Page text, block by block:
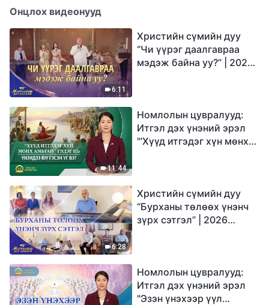
Онцлох видеонууд
6:11
Христийн сүмийн дуу
“Чи үүрэг даалгавраа
мэдэж байна уу?” | 2026
11:44
Номлолын цувралууд:
Итгэл дэх үнэний эрэл
"‘Хүүд итгэдэг хүн мөнх
6:28
Христийн сүмийн дуу
“Бурханы төлөөх үнэнч
зүрх сэтгэл” | 2026
Номлолын цувралууд:
Итгэл дэх үнэний эрэл
"Эзэн үнэхээр үүл